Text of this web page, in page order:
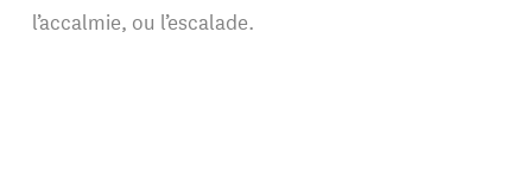
l’accalmie, ou l’escalade.